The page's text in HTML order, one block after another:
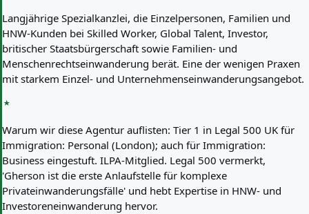
Langjährige Spezialkanzlei, die Einzelpersonen, Familien und
HNW-Kunden bei Skilled Worker, Global Talent, Investor,
britischer Staatsbürgerschaft sowie Familien- und
Menschenrechtseinwanderung berät. Eine der wenigen Praxen
mit starkem Einzel- und Unternehmenseinwanderungsangebot.
Warum wir diese Agentur auflisten: Tier 1 in Legal 500 UK für
Immigration: Personal (London); auch für Immigration:
Business eingestuft. ILPA-Mitglied. Legal 500 vermerkt,
'Gherson ist die erste Anlaufstelle für komplexe
Privateinwanderungsfälle' und hebt Expertise in HNW- und
Investoreneinwanderung hervor.